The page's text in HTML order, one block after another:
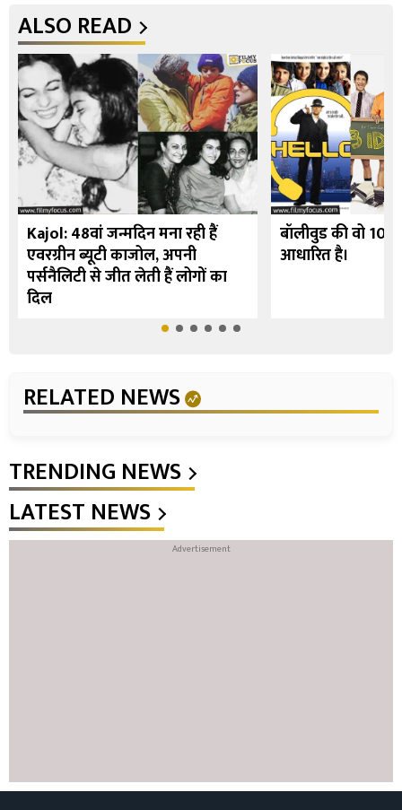
ALSO READ
Kajol: 48वां जन्मदिन मना रही हैं
एवरग्रीन ब्यूटी काजोल, अपनी
पर्सनैलिटी से जीत लेती हैं लोगों का
दिल
बॉलीवुड की वो 10
आधारित है।
RELATED NEWS
TRENDING NEWS
LATEST NEWS